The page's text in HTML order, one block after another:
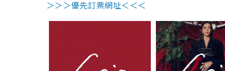
＞＞＞優先訂票網址＜＜＜